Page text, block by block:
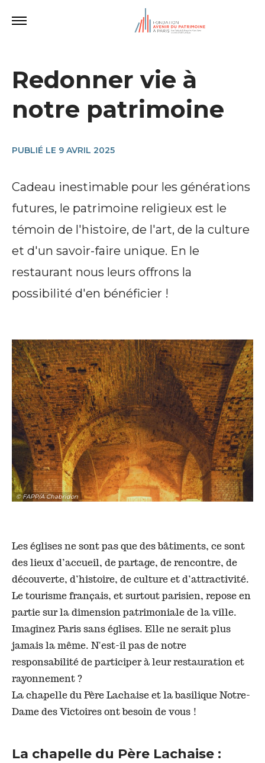
Redonner vie à
notre patrimoine
PUBLIÉ LE 9 AVRIL 2025
Cadeau inestimable pour les générations
futures, le patrimoine religieux est le
témoin de l'histoire, de l'art, de la culture
et d'un savoir-faire unique. En le
restaurant nous leurs offrons la
possibilité d'en bénéficier !
© FAPP/A Chabridon
Les églises ne sont pas que des bâtiments, ce sont
des lieux d’accueil, de partage, de rencontre, de
découverte, d’histoire, de culture et d’attractivité.
Le tourisme français, et surtout parisien, repose en
partie sur la dimension patrimoniale de la ville.
Imaginez Paris sans églises. Elle ne serait plus
jamais la même. N'est-il pas de notre
responsabilité de participer à leur restauration et
rayonnement ?
La chapelle du Père Lachaise et la basilique Notre-
Dame des Victoires ont besoin de vous !
La chapelle du Père Lachaise :